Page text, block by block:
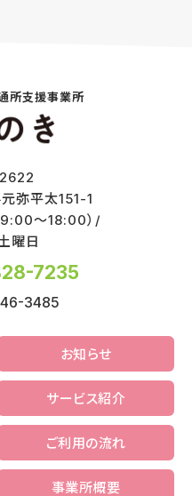
所支援事業所
弥平太151-1
9:00～18:00）/
曜日
7235
3485
お知らせ
サービス紹介
ご利用の流れ
事業所概要